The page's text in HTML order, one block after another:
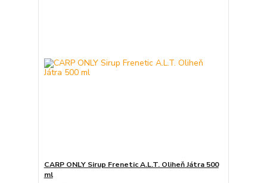
CARP ONLY Sirup Frenetic A.L.T. Oliheň Játra 500
ml